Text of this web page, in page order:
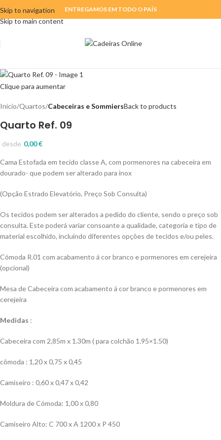
Skip to navigation
Skip to main content
ENTREGAMOS EM TODO O PAÍS
Clique para aumentar
Início Quartos Cabeceiras e SommiersBack to products
Quarto Ref. 09
0,00€
desde
Cama Estofada em tecido classe A, com pormenores na cabeceira em
dourado- que podem ser alterado para inox
(Opção Estrado Elevatório, Preço Sob Consulta)
Os tecidos podem ser alterados a pedido do cliente, sendo o preço sob
consulta. Este poderá variar consoante a qualidade, categoria e tipo de
material escolhido, incluindo diferentes opções de tecidos e/ou peles.
Cómoda R.01 com acabamento á cor branco e pormenores em cerejeira
(opcional)
Mesa de Cabeceira com acabamento á cor branco e pormenores em
cerejeira
Medidas :
Cabeceira com 2,85m x 1.30m ( para colchão 1.95×1.50)
cômoda : 1,20 x 0,75 x 0,45
Camiseiro : 0,60 x 0,47 x 0,42
Moldura de Cómoda: 1,00 x 0,80
Camiseiro Alto: C 700 x A 1200 x P 450